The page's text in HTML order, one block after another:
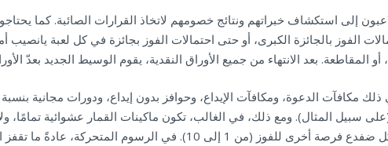
إلى استكشاف خبراتهم ونتائج خصومهم لاتخاذ القرارات الصائبة. كما
الفوز بالجائزة الكبرى، أو حتى احتمالات الفوز بجائزة في كل لعبة يانصيب
أو المقاطعة.
سبيل المثال). ومع ذلك، في الغالب، تكون ماكينات القمار عشوائية
مكاسب ضخمة في حساب مكافأة الدورات المجانية للعبة. لكل ضفدع فرصة أخرى